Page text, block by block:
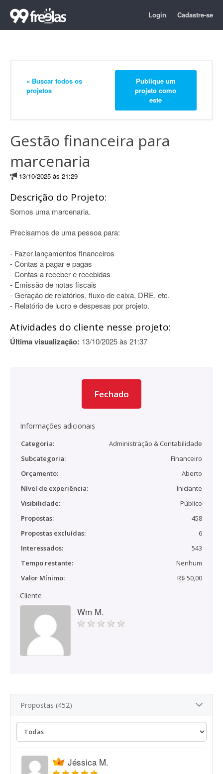
Login Cadastre-se
« Buscar todos os
projetos
Publique um
projeto como
este
Gestão financeira para
marcenaria
13/10/2025 às 21:29
Descrição do Projeto:
Somos uma marcenaria.
Precisamos de uma pessoa para:
- Fazer lançamentos financeiros
- Contas a pagar e pagas
- Contas a receber e recebidas
- Emissão de notas fiscais
- Geração de relatórios, fluxo de caixa, DRE, etc.
- Relatório de lucro e despesas por projeto.
Atividades do cliente nesse projeto:
Última visualização: 13/10/2025 às 21:37
Fechado
Informações adicionais
Categoria:
Administração & Contabilidade
Subcategoria:
Financeiro
Orçamento:
Aberto
Nível de experiência:
Iniciante
Visibilidade:
Público
Propostas:
458
Propostas excluídas:
6
Interessados:
543
Tempo restante:
Nenhum
Valor Mínimo:
R$ 50,00
Cliente
Wm M.
Propostas (452)
Jéssica M.